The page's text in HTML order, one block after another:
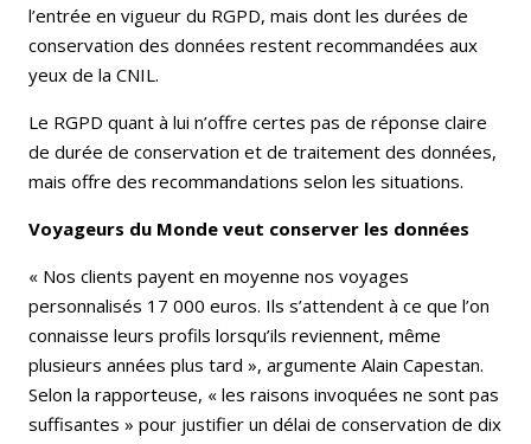
l’entrée en vigueur du RGPD, mais dont les durées de
conservation des données restent recommandées aux
yeux de la CNIL.
Le RGPD quant à lui n’offre certes pas de réponse claire
de durée de conservation et de traitement des données,
mais offre des recommandations selon les situations.
Voyageurs du Monde veut conserver les données
« Nos clients payent en moyenne nos voyages
personnalisés 17 000 euros. Ils s’attendent à ce que l’on
connaisse leurs profils lorsqu’ils reviennent, même
plusieurs années plus tard », argumente Alain Capestan.
Selon la rapporteuse, « les raisons invoquées ne sont pas
suffisantes » pour justifier un délai de conservation de dix